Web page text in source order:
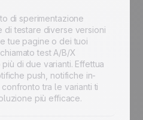
di sperimentazione
di testare diverse versioni
tue pagine o dei tuoi
test A/B/X
di due varianti. Effettua
push, notifiche in-
tra le varianti ti
più efficace.